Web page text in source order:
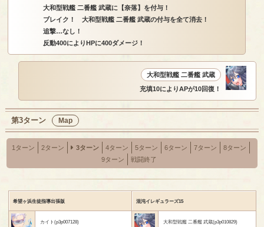
大和型戦艦 二番艦 武蔵に【奈落】を付与！
ブレイク！ 大和型戦艦 二番艦 武蔵の付与を全て消去！
追撃…なし！
反動400によりHPに400ダメージ！
大和型戦艦 二番艦 武蔵
充填10によりAPが10回復！
第3ターン Map
1ターン 2ターン 3ターン 4ターン 5ターン 6ターン 7ターン
8ターン
9ターン
戦闘終了
希望ヶ浜生徒指導出張版 混沌イレギュラーズ15
カイト(p3p007128)
大和型戦艦 二番艦 武蔵(p3p010829)